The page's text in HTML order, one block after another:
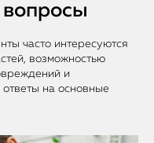
часто интересуются
возможностью
и
на основные